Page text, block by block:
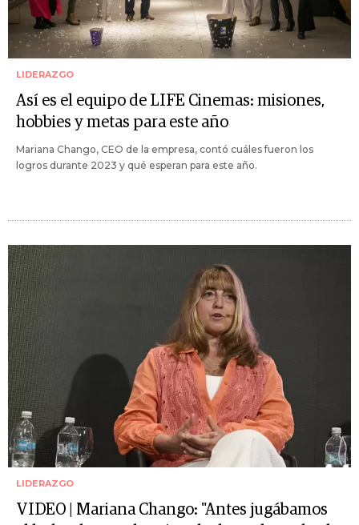
LIDERAZGO
Así es el equipo de LIFE Cinemas: misiones,
hobbies y metas para este año
Mariana Chango, CEO de la empresa, contó cuáles fueron los
logros durante 2023 y qué esperan para este año.
LIDERAZGO
VIDEO | Mariana Chango: "Antes jugábamos